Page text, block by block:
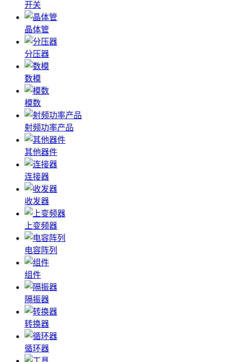
开关
晶体管
分压器
数模
模数
射频功率产品
其他器件
连接器
收发器
上变频器
电容阵列
组件
隔振器
转换器
循环器